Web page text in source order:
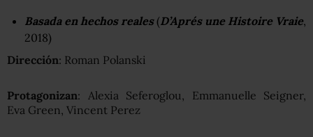
Basada en hechos reales(D’Aprés une Histoire Vraie
2018)
Dirección: Roman Polanski
Protagonizan: Alexia Seferoglou, Emmanuelle Seigner,
Eva Green, Vincent Perez